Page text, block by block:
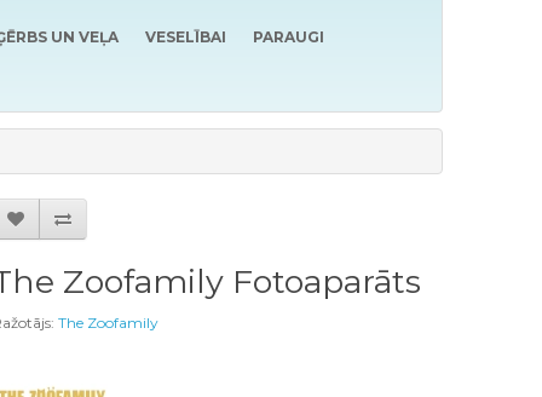
UN VEĻA VESELĪBAI PARAUGI
Zoofamily Fotoaparāts
The Zoofamily